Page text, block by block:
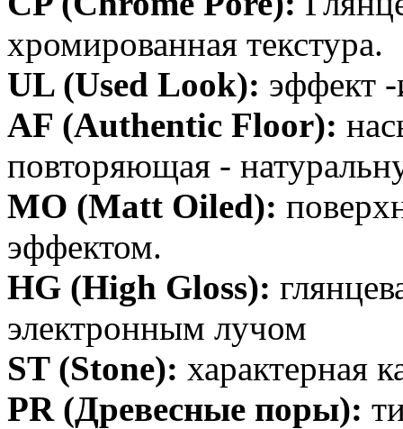
хромированная текстура.
UL (Used Look): эффект -
AF (Authentic Floor):
повторяющая -
MO (Matt Oiled):
эффектом.
HG (High Gloss):
электронным лучом
ST (Stone): характерная
PR (Древесные поры):